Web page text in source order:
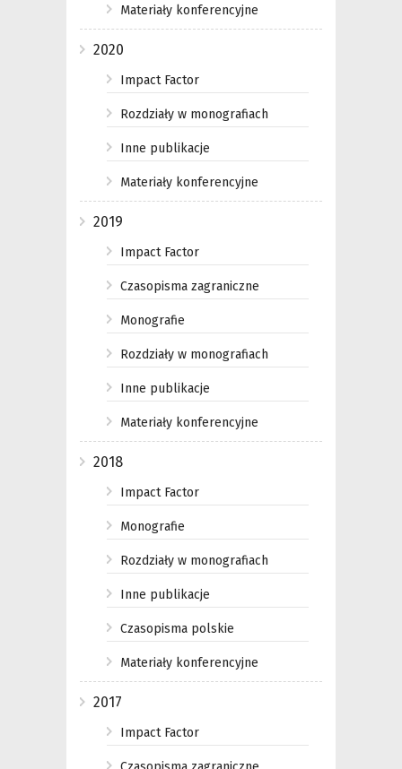
Materiały konferencyjne
2020
Impact Factor
Rozdziały w monografiach
Inne publikacje
Materiały konferencyjne
2019
Impact Factor
Czasopisma zagraniczne
Monografie
Rozdziały w monografiach
Inne publikacje
Materiały konferencyjne
2018
Impact Factor
Monografie
Rozdziały w monografiach
Inne publikacje
Czasopisma polskie
Materiały konferencyjne
2017
Impact Factor